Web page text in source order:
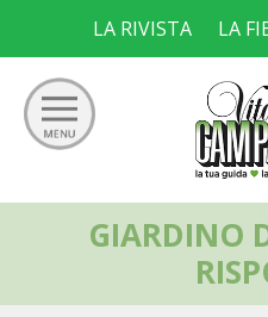
content
LA RIVISTA LA
GIARDINO
GIARDINO